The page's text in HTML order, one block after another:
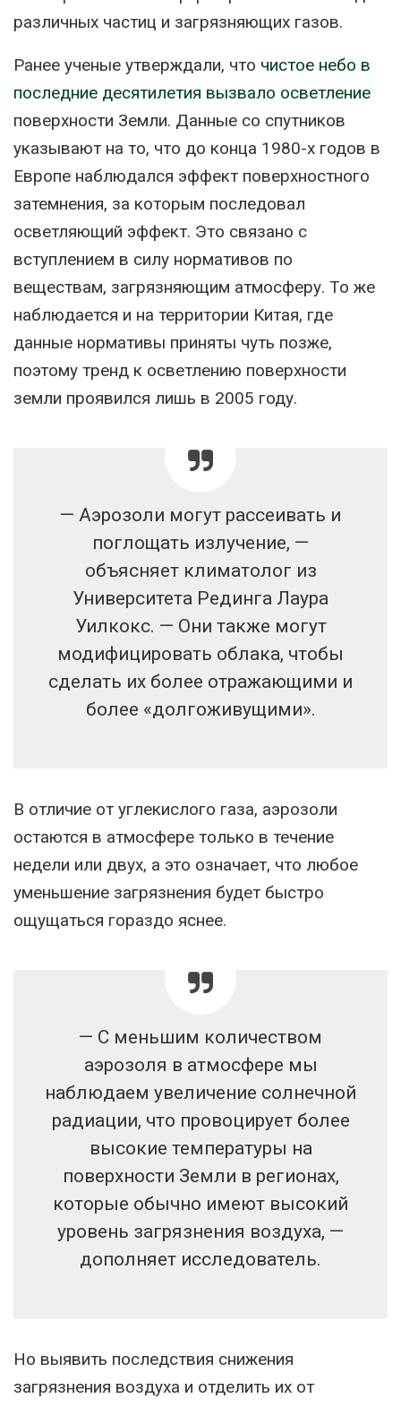
различных частиц и загрязняющих газов.
Ранее ученые утверждали, что чистое небо в
последние десятилетия вызвало осветление
поверхности Земли. Данные со спутников
указывают на то, что до конца 1980-х годов в
Европе наблюдался эффект поверхностного
затемнения, за которым последовал
осветляющий эффект. Это связано с
вступлением в силу нормативов по
веществам, загрязняющим атмосферу. То же
наблюдается и на территории Китая, где
данные нормативы приняты чуть позже,
поэтому тренд к осветлению поверхности
земли проявился лишь в 2005 году.
— Аэрозоли могут рассеивать и
поглощать излучение, —
объясняет климатолог из
Университета Рединга Лаура
Уилкокс. — Они также могут
модифицировать облака, чтобы
сделать их более отражающими и
более «долгоживущими».
В отличие от углекислого газа, аэрозоли
остаются в атмосфере только в течение
недели или двух, а это означает, что любое
уменьшение загрязнения будет быстро
ощущаться гораздо яснее.
— С меньшим количеством
аэрозоля в атмосфере мы
наблюдаем увеличение солнечной
радиации, что провоцирует более
высокие температуры на
поверхности Земли в регионах,
которые обычно имеют высокий
уровень загрязнения воздуха, —
дополняет исследователь.
Но выявить последствия снижения
загрязнения воздуха и отделить их от